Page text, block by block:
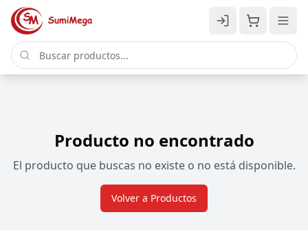
Producto no encontrado
El producto que buscas no existe o no está disponible.
Volver a Productos